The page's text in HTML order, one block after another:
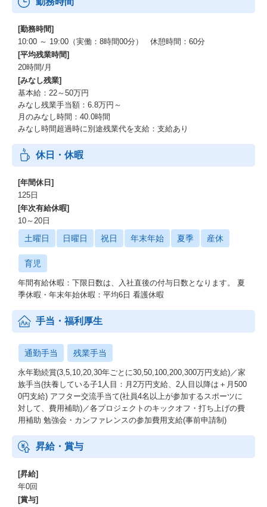
[勤務時間]
10:00 ～ 19:00（実働：8時間00分） 休憩時間：60分
[平均残業時間]
20時間/月
[みなし残業]
基本給：22～50万円
みなし残業手当額：6.8万円～
月のみなし時間：40.0時間
みなし時間超過時に別途残業代を支給：支給あり
休日・休暇
[年間休日]
125日
[年次有給休暇]
10～20日
土曜日 日曜日 祝日 年末年始 夏季 産休
育児
年間有給休暇：下限日数は、入社直後の付与日数となります。 夏
季休暇・年末年始休暇：平均6日 看護休暇
手当・福利厚生
通勤手当 残業手当
永年勤続賞(3,5,10,20,30年ごとに30,50,100,200,300万円支給)／家
族手当(扶養している子1人目：月2万円支給、2人目以降は＋月500
0円支給) アフター交流手当て(社員4名以上が参加するスポーツに
対して、費用補助)／各プロジェクトのキックオフ・打ち上げの費
用補助 勉強会・カンファレンスの参加費用支給(事前申請制)
昇給・賞与
[昇給]
年0回
[賞与]